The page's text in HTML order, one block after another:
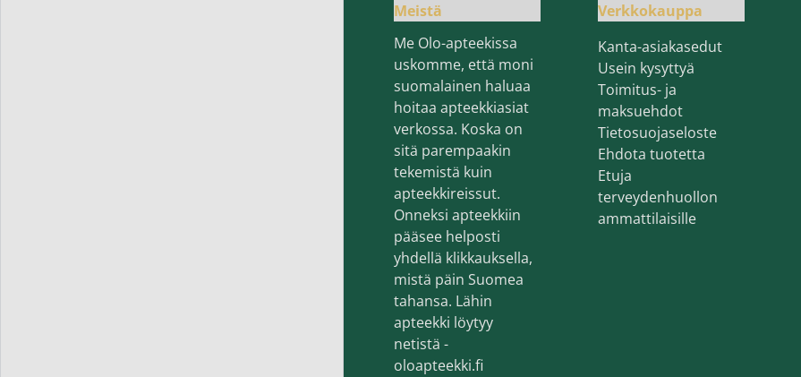
Meistä
Me Olo-apteekissa
uskomme, että moni
suomalainen haluaa
hoitaa apteekkiasiat
verkossa. Koska on
sitä parempaakin
tekemistä kuin
apteekkireissut.
Onneksi apteekkiin
pääsee helposti
yhdellä klikkauksella,
mistä päin Suomea
tahansa. Lähin
apteekki löytyy
netistä -
oloapteekki.fi
Verkkokauppa
Kanta-asiakasedut
Usein kysyttyä
Toimitus- ja
maksuehdot
Tietosuojaseloste
Ehdota tuotetta
Etuja
terveydenhuollon
ammattilaisille